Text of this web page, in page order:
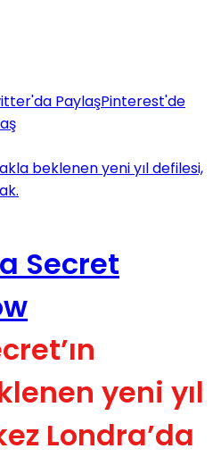
PaylaşPinterest'de
beklenen yeni yıl defilesi,
yeni yıl
Londra’da